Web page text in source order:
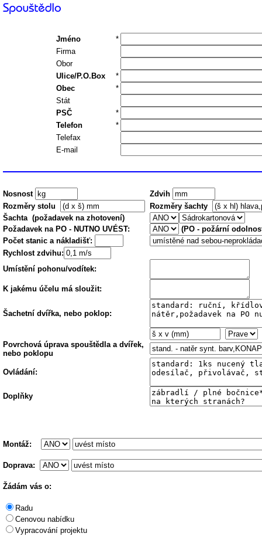
Jméno
*
Firma
Obor
Ulice/P.O.Box
*
Obec
*
Stát
PSČ
*
Telefon
*
Telefax
E-mail
Nosnost
Zdvih
Rozměry stolu
Rozměry šachty
Šachta (požadavek na zhotovení)
Požadavek na PO - NUTNO UVÉST:
(PO - požární
Počet stanic a nákladišť:
Rychlost zdvihu:
Umístění pohonu/vodítek:
K jakému účelu má sloužit:
Šachetní dvířka, nebo poklop:
Povrchová úprava spouštědla a dvířek,
nebo poklopu
Ovládání:
Doplňky
Montáž:
Doprava:
Žádám vás o:
Radu
Cenovou nabídku
Vypracování projektu